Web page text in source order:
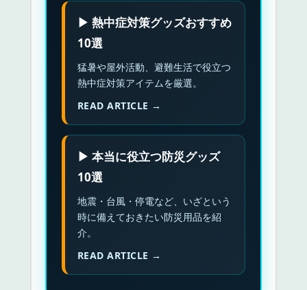
▶ 熱中症対策グッズおすすめ
10選
猛暑や屋外活動、避難生活で役立つ
熱中症対策アイテムを厳選。
READ ARTICLE →
▶ 本当に役立つ防災グッズ
10選
地震・台風・停電など、いざという
時に備えておきたい防災用品を紹
介。
READ ARTICLE →